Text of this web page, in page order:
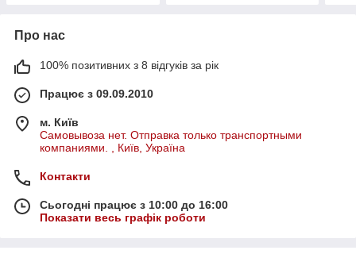
Про нас
100% позитивних з 8 відгуків за рік
Працює з 09.09.2010
м. Київ
Самовывоза нет. Отправка только транспортными
компаниями. , Київ, Україна
Контакти
Сьогодні працює з 10:00 до 16:00
Показати весь графік роботи